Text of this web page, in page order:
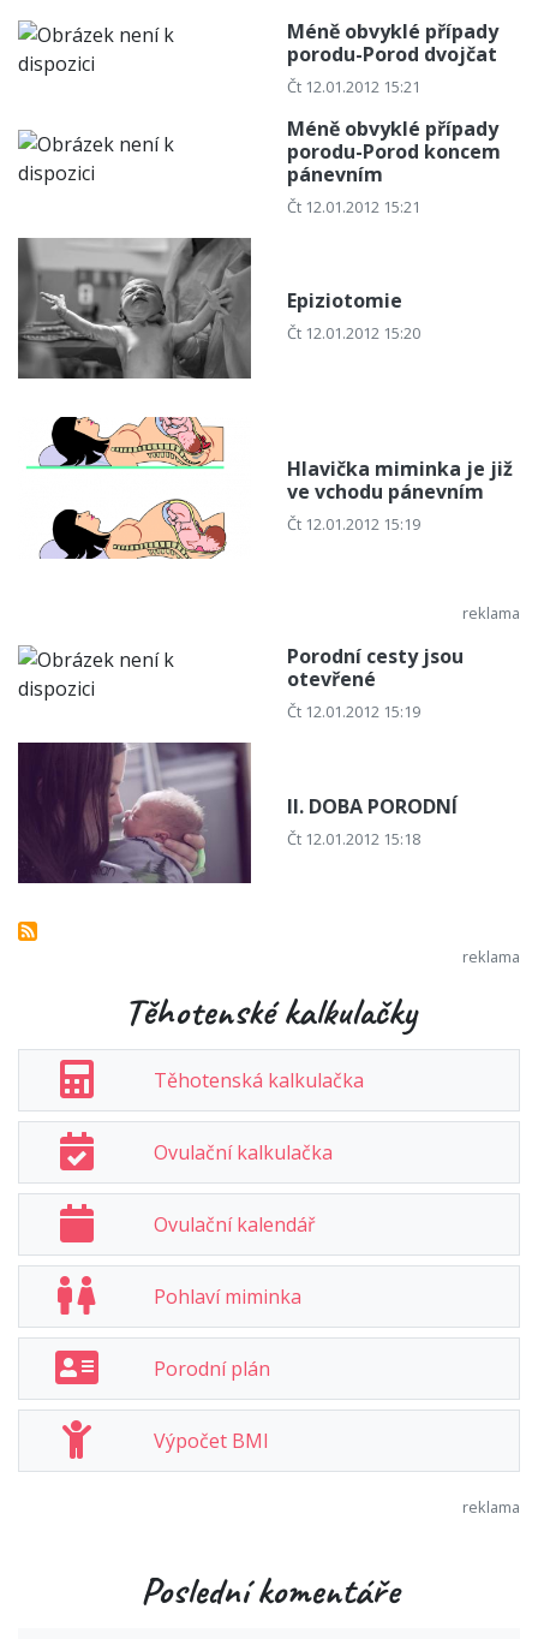
Méně obvyklé případy
porodu-Porod dvojčat
Čt 12.01.2012 15:21
Méně obvyklé případy
porodu-Porod koncem
pánevním
Čt 12.01.2012 15:21
Epiziotomie
Čt 12.01.2012 15:20
Hlavička miminka je již
ve vchodu pánevním
Čt 12.01.2012 15:19
Porodní cesty jsou
otevřené
Čt 12.01.2012 15:19
II. DOBA PORODNÍ
Čt 12.01.2012 15:18
Těhotenské kalkulačky
Těhotenská kalkulačka
Ovulační kalkulačka
Ovulační kalendář
Pohlaví miminka
Porodní plán
Výpočet BMI
Poslední komentáře